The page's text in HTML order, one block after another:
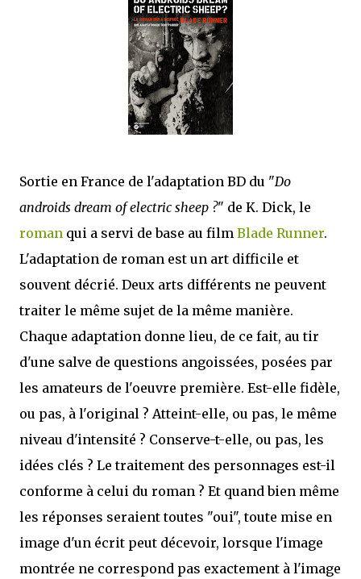
que Thomas connaissait et appréciait Olivier. Marlowe découvre une ville qu’il
ne connaissait pas, habitée par la méfiance, la peur et le rigorisme de la Ligue,
une ville pleine de mystères et de vieilles rancœurs. La Dame d...
Sortie en France de l'adaptation BD du "Do
androids dream of electric sheep ?" de K. Dick, le
roman qui a servi de base au film Blade Runner.
L'adaptation de roman est un art difficile et
souvent décrié. Deux arts différents ne peuvent
traiter le même sujet de la même manière.
Chaque adaptation donne lieu, de ce fait, au tir
d'une salve de questions angoissées, posées par
les amateurs de l'oeuvre première. Est-elle fidèle,
ou pas, à l'original ? Atteint-elle, ou pas, le même
niveau d'intensité ? Conserve-t-elle, ou pas, les
idées clés ? Le traitement des personnages est-il
conforme à celui du roman ? Et quand bien même
les réponses seraient toutes "oui", toute mise en
image d'un écrit peut décevoir, lorsque l'image
montrée ne correspond pas exactement à l'image